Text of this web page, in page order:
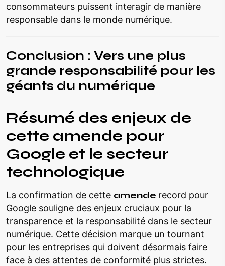
consommateurs puissent interagir de manière
responsable dans le monde numérique.
Conclusion : Vers une plus
grande responsabilité pour les
géants du numérique
Résumé des enjeux de
cette amende pour
Google et le secteur
technologique
La confirmation de cette amende record pour
Google souligne des enjeux cruciaux pour la
transparence et la responsabilité dans le secteur
numérique. Cette décision marque un tournant
pour les entreprises qui doivent désormais faire
face à des attentes de conformité plus strictes.